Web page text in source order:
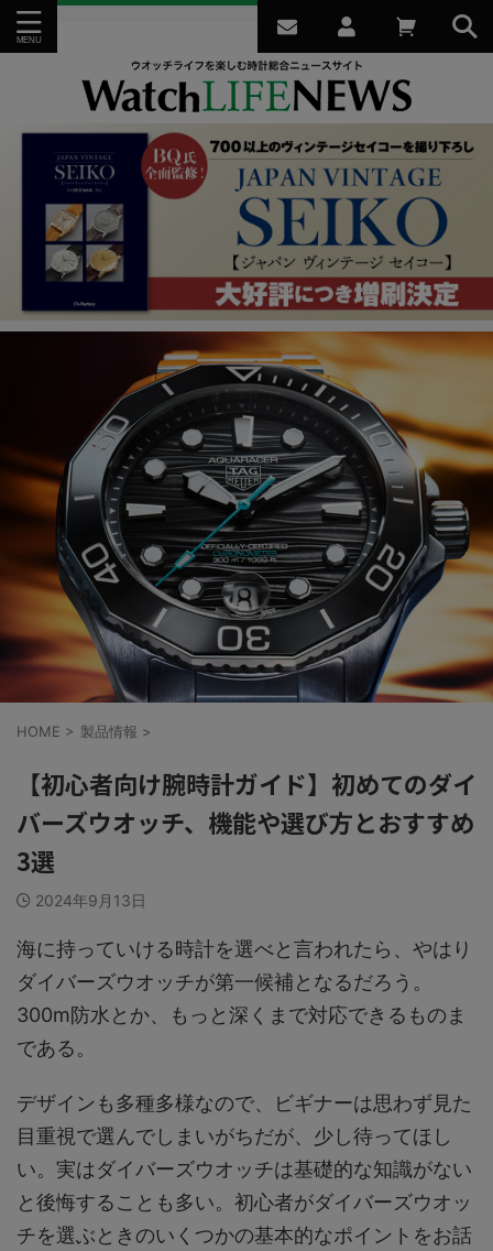
HOME > 製品情報 >
【初心者向け腕時計ガイド】初めてのダイ
バーズウオッチ、機能や選び方とおすすめ
3選
2024年9月13日
海に持っていける時計を選べと言われたら、やはり
ダイバーズウオッチが第一候補となるだろう。
300m防水とか、もっと深くまで対応できるものま
である。
デザインも多種多様なので、ビギナーは思わず見た
目重視で選んでしまいがちだが、少し待ってほし
い。実はダイバーズウオッチは基礎的な知識がない
と後悔することも多い。初心者がダイバーズウオッ
チを選ぶときのいくつかの基本的なポイントをお話